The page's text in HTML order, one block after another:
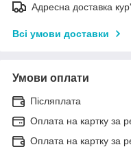
Адресна доставка
Всі умови доставки
Умови оплати
Післяплата
Оплата на картку за
Оплата на картку за